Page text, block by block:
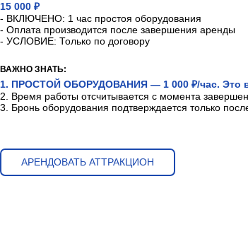
15 000 ₽
- ВКЛЮЧЕНО: 1 час простоя оборудования
- Оплата производится после завершения аренды
- УСЛОВИЕ: Только по договору
ВАЖНО ЗНАТЬ:
1. ПРОСТОЙ ОБОРУДОВАНИЯ — 1 000 ₽/час. Это
2. Время работы отсчитывается с момента
3. Бронь оборудования подтверждается только
АРЕНДОВАТЬ АТТРАКЦИОН